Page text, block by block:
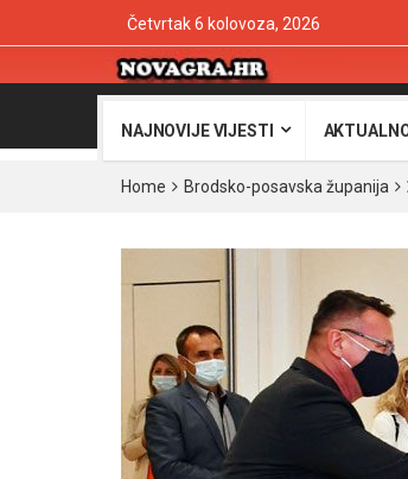
Četvrtak 6 kolovoza, 2026
NAJNOVIJE VIJESTI
Home Brodsko-posavska županija